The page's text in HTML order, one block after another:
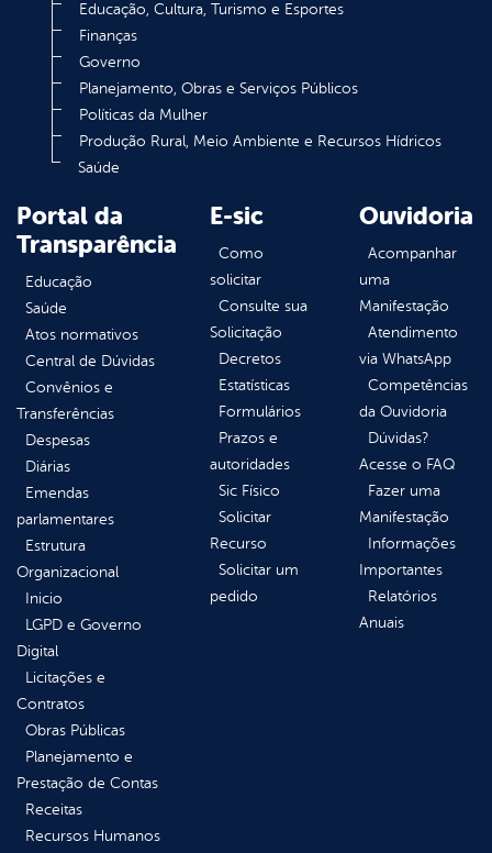
Educação, Cultura, Turismo e Esportes
Finanças
Governo
Planejamento, Obras e Serviços Públicos
Políticas da Mulher
Produção Rural, Meio Ambiente e Recursos Hídricos
Saúde
Portal da
Transparência
Educação
Saúde
Atos normativos
Central de Dúvidas
Convênios e
Transferências
Despesas
Diárias
Emendas
parlamentares
Estrutura
Organizacional
Inicio
LGPD e Governo
Digital
Licitações e
Contratos
Obras Públicas
Planejamento e
Prestação de Contas
Receitas
Recursos Humanos
E-sic
Como
solicitar
Consulte sua
Solicitação
Decretos
Estatísticas
Formulários
Prazos e
autoridades
Sic Físico
Solicitar
Recurso
Solicitar um
pedido
Ouvidoria
Acompanhar
uma
Manifestação
Atendimento
via WhatsApp
Competências
da Ouvidoria
Dúvidas?
Acesse o FAQ
Fazer uma
Manifestação
Informações
Importantes
Relatórios
Anuais